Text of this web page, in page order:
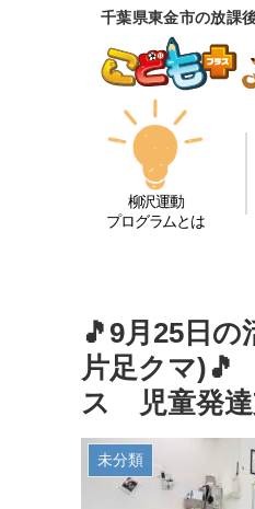
千葉県東金市の放課
柳沢運動
プログラムとは
🎵9月25日
片足クマ
ス 児童発
未分類